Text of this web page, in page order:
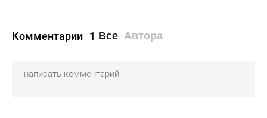
Комментарии 1 Все Автора